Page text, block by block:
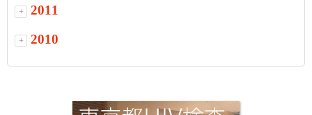
+ 2011
+ 2010